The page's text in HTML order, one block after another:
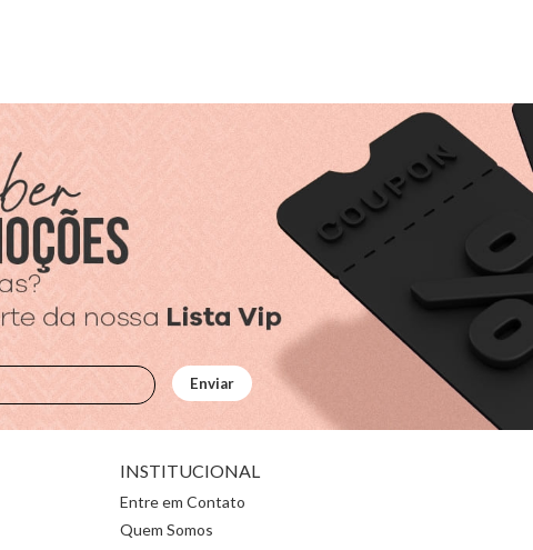
INSTITUCIONAL
Entre em Contato
Quem Somos